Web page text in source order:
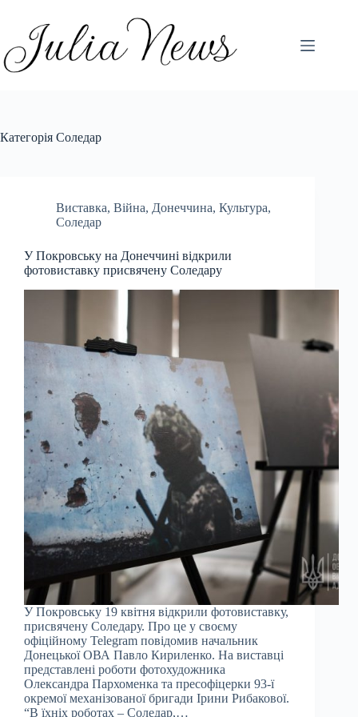
вмісту
Категорія Соледар
Виставка, Війна, Донеччина, Культура,
Соледар
У Покровську на Донеччині відкрили
фотовиставку присвячену Соледару
У Покровську 19 квітня відкрили фотовиставку,
присвячену Соледару. Про це у своєму
офіційному Telegram повідомив начальник
Донецької ОВА Павло Кириленко. На виставці
представлені роботи фотохудожника
Олександра Пархоменка та пресофіцерки 93-ї
окремої механізованої бригади Ірини Рибакової.
“В їхніх роботах – Соледар,…